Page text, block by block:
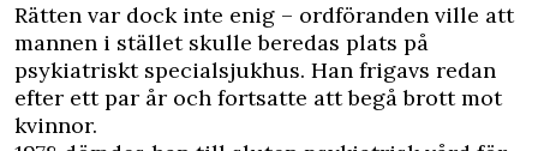
Rätten var dock inte enig – ordföranden ville att
mannen i stället skulle beredas plats på
psykiatriskt specialsjukhus. Han frigavs redan
efter ett par år och fortsatte att begå brott mot
kvinnor.